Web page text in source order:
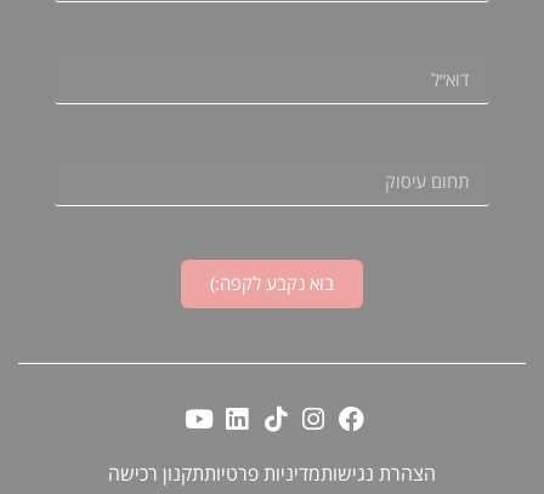
בוא נקבע לקפה:)
הצהרת נגישותמדיניות פרטיותתקנון רכישה